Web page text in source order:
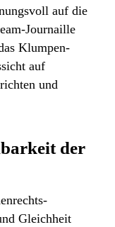
auf die
Journaille
Klumpen-
auf
und
der
Gleichheit